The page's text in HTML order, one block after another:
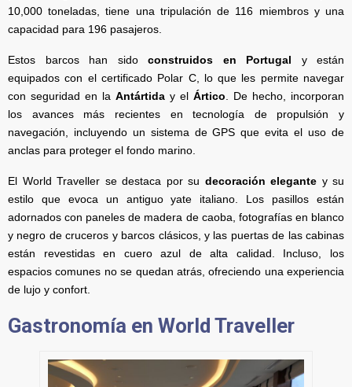
10,000 toneladas, tiene una tripulación de 116 miembros y una
capacidad para 196 pasajeros.
Estos barcos han sido construidos en Portugal y están
equipados con el certificado Polar C, lo que les permite navegar
con seguridad en la Antártida y el Ártico . De hecho, incorporan
los avances más recientes en tecnología de propulsión y
navegación, incluyendo un sistema de GPS que evita el uso de
anclas para proteger el fondo marino.
El World Traveller se destaca por su decoración elegante y su
estilo que evoca un antiguo yate italiano. Los pasillos están
adornados con paneles de madera de caoba, fotografías en blanco
y negro de cruceros y barcos clásicos, y las puertas de las cabinas
están revestidas en cuero azul de alta calidad. Incluso, los
espacios comunes no se quedan atrás, ofreciendo una experiencia
de lujo y confort.
Gastronomía en World Traveller